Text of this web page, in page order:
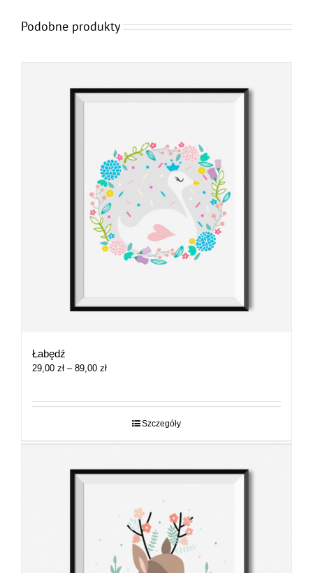
Podobne produkty
Łabędź
29,00 zł – 89,00 złZakres
29,00 zł
Szczegóły